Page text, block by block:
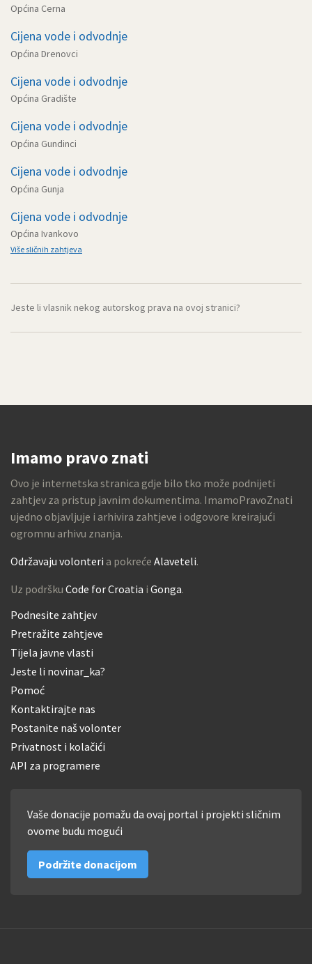
Općina Cerna
Cijena vode i odvodnje
Općina Drenovci
Cijena vode i odvodnje
Općina Gradište
Cijena vode i odvodnje
Općina Gundinci
Cijena vode i odvodnje
Općina Gunja
Cijena vode i odvodnje
Općina Ivankovo
Više sličnih zahtjeva
Jeste li vlasnik nekog autorskog prava na ovoj stranici?
Imamo pravo znati
Ovo je internetska stranica gdje bilo tko može podnijeti
zahtjev za pristup javnim dokumentima. ImamoPravoZnati
ujedno objavljuje i arhivira zahtjeve i odgovore kreirajući
ogromnu arhivu znanja.
Održavaju volonteri a pokreće Alaveteli.
Uz podršku Code for Croatia i Gonga.
Podnesite zahtjev
Pretražite zahtjeve
Tijela javne vlasti
Jeste li novinar_ka?
Pomoć
Kontaktirajte nas
Postanite naš volonter
Privatnost i kolačići
API za programere
Vaše donacije pomažu da ovaj portal i projekti sličnim
ovome budu mogući
Podržite donacijom